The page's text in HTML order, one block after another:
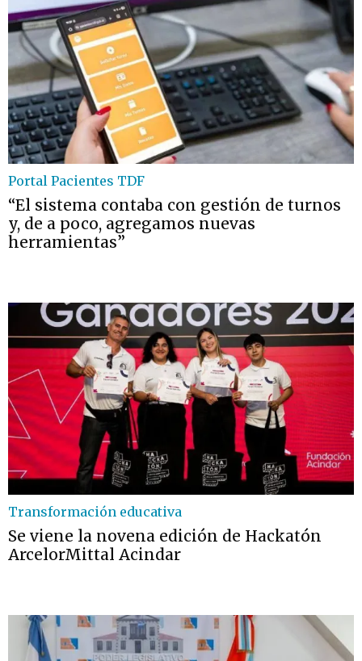
Portal Pacientes TDF
“El sistema contaba con gestión de turnos
y, de a poco, agregamos nuevas
herramientas”
Transformación educativa
Se viene la novena edición de Hackatón
ArcelorMittal Acindar